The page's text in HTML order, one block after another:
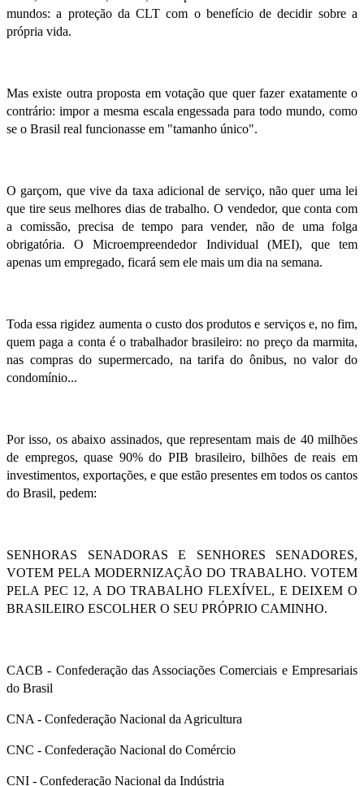
mundos: a proteção da CLT com o benefício de decidir sobre a
própria vida.
Mas existe outra proposta em votação que quer fazer exatamente o
contrário: impor a mesma escala engessada para todo mundo, como
se o Brasil real funcionasse em "tamanho único".
O garçom, que vive da taxa adicional de serviço, não quer uma lei
que tire seus melhores dias de trabalho. O vendedor, que conta com
a comissão, precisa de tempo para vender, não de uma folga
obrigatória. O Microempreendedor Individual (MEI), que tem
apenas um empregado, ficará sem ele mais um dia na semana.
Toda essa rigidez aumenta o custo dos produtos e serviços e, no fim,
quem paga a conta é o trabalhador brasileiro: no preço da marmita,
nas compras do supermercado, na tarifa do ônibus, no valor do
condomínio...
Por isso, os abaixo assinados, que representam mais de 40 milhões
de empregos, quase 90% do PIB brasileiro, bilhões de reais em
investimentos, exportações, e que estão presentes em todos os cantos
do Brasil, pedem:
SENHORAS SENADORAS E SENHORES SENADORES,
VOTEM PELA MODERNIZAÇÃO DO TRABALHO. VOTEM
PELA PEC 12, A DO TRABALHO FLEXÍVEL, E DEIXEM O
BRASILEIRO ESCOLHER O SEU PRÓPRIO CAMINHO.
CACB - Confederação das Associações Comerciais e Empresariais
do Brasil
CNA - Confederação Nacional da Agricultura
CNC - Confederação Nacional do Comércio
CNI - Confederação Nacional da Indústria